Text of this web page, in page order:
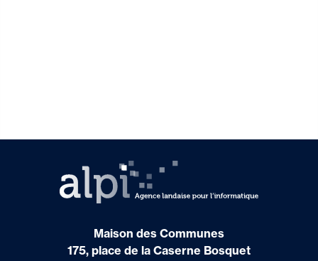
Maison des Communes
175, place de la Caserne Bosquet